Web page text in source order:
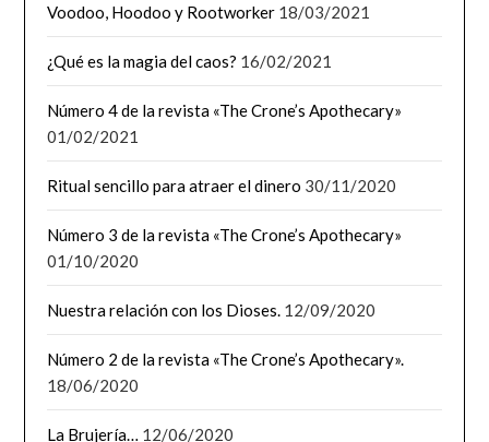
Voodoo, Hoodoo y Rootworker 18/03/2021
¿Qué es la magia del caos? 16/02/2021
Número 4 de la revista «The Crone’s Apothecary»
01/02/2021
Ritual sencillo para atraer el dinero 30/11/2020
Número 3 de la revista «The Crone’s Apothecary»
01/10/2020
Nuestra relación con los Dioses. 12/09/2020
Número 2 de la revista «The Crone’s Apothecary».
18/06/2020
La Brujería… 12/06/2020